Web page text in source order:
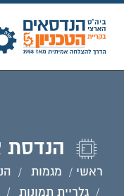
הנדסת
ראשי מגמות
גלריית תמונות